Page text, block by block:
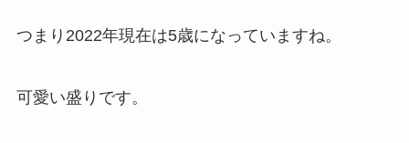
つまり2022年現在は5歳になっていますね。
可愛い盛りです。